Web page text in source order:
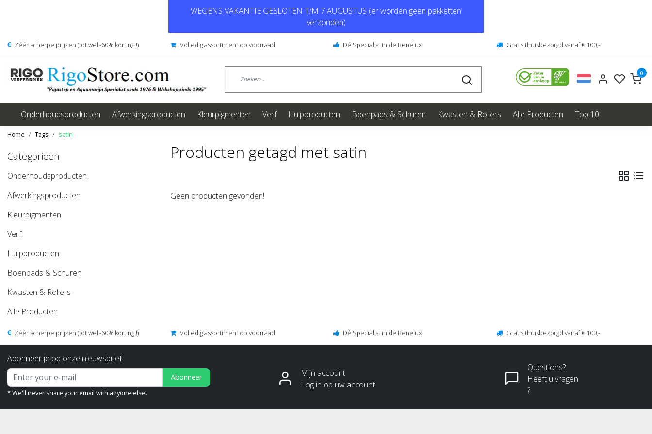
WEGENS VAKANTIE GESLOTEN T/M 7 AUGUSTUS (er worden geen pakketten
verzonden)
Zéér scherpe prijzen (tot wel -60% korting !) Volledig assortiment op voorraad Dé Specialist in de Benelux Gratis thuisbezorgd vanaf € 100,-
0
Onderhoudsproducten Afwerkingsproducten Kleurpigmenten Verf Hulpproducten Boenpads & Schuren Kwasten & Rollers Alle Producten Top 10
Home Tags satin
Categorieën
Onderhoudsproducten
Afwerkingsproducten
Kleurpigmenten
Verf
Hulpproducten
Boenpads & Schuren
Kwasten & Rollers
Alle Producten
Producten getagd met satin
Geen producten gevonden!
Zéér scherpe prijzen (tot wel -60% korting !) Volledig assortiment op voorraad Dé Specialist in de Benelux Gratis thuisbezorgd vanaf € 100,-
Abonneer je op onze nieuwsbrief
Abonneer
* We'll never share your email with anyone else.
Mijn account
Log in op uw account
Questions?
Heeft u vragen
?